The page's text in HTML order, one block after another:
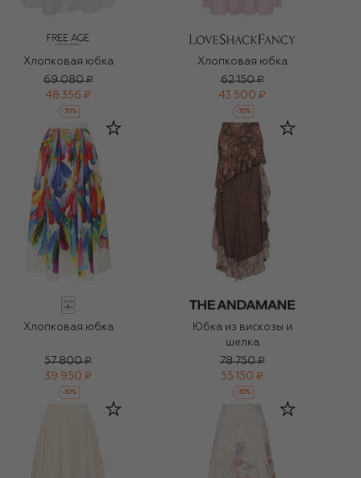
Хлопковая юбка
69 080 ₽
48 356 ₽
-30%
Хлопковая юбка
62 150 ₽
43 500 ₽
-30%
Хлопковая юбка
57 800 ₽
39 950 ₽
-30%
Юбка из вискозы и
шелка
78 750 ₽
55 150 ₽
-30%